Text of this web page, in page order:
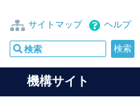
ヘルプ
サイトマップ
機構サイト